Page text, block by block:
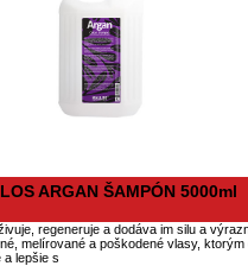
ARGAN ŠAMPÓN 5000ml
regeneruje a dodáva im silu a
melírované a poškodené vlasy,
a lepšie s